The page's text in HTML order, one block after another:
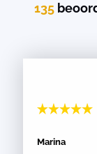
135
Marina